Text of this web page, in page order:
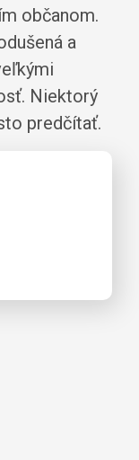
občanom.
a
Niektorý
predčítať.